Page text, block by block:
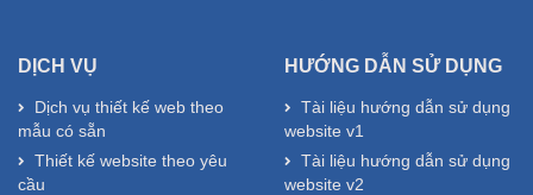
DỊCH VỤ
Dịch vụ thiết kế web theo
mẫu có sẵn
Thiết kế website theo yêu
cầu
HƯỚNG DẪN SỬ DỤNG
Tài liệu hướng dẫn sử dụng
website v1
Tài liệu hướng dẫn sử dụng
website v2